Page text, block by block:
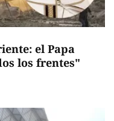
el Papa
los frentes"